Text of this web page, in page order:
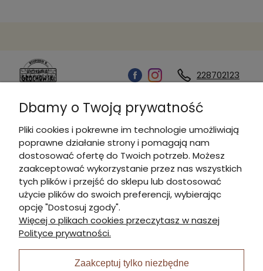
228702123
Kontakt
Informacje
Płatności i dostawa
Moje konto
I Nagroda w plabiscycie:
Dbamy o Twoją prywatność
Pliki cookies i pokrewne im technologie umożliwiają
poprawne działanie strony i pomagają nam
dostosować ofertę do Twoich potrzeb. Możesz
zaakceptować wykorzystanie przez nas wszystkich
tych plików i przejść do sklepu lub dostosować
użycie plików do swoich preferencji, wybierając
opcję "Dostosuj zgody".
Więcej o plikach cookies przeczytasz w naszej
Polityce prywatności.
Zaakceptuj tylko niezbędne